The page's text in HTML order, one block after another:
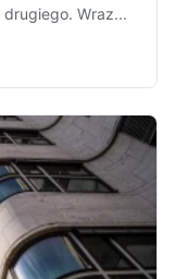
Wraz...